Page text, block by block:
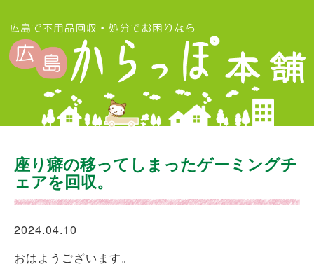
座り癖の移ってしまったゲーミングチ
ェアを回収。
2024.04.10
おはようございます。